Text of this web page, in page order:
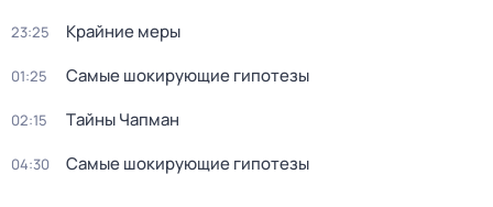
23:25 Крайние меры
01:25 Самые шoкиpующие гипотезы
02:15 Тaйны Чапман
04:30 Самые шoкиpующие гипотезы